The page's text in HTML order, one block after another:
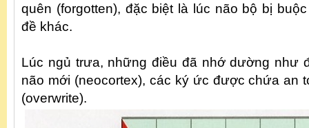
quên (forgotten), đặc biệt là lúc não bộ bị
đề khác.
Lúc ngủ trưa, những điều đã nhớ dường như
não mới (neocortex), các ký ức được chứa an
(overwrite).